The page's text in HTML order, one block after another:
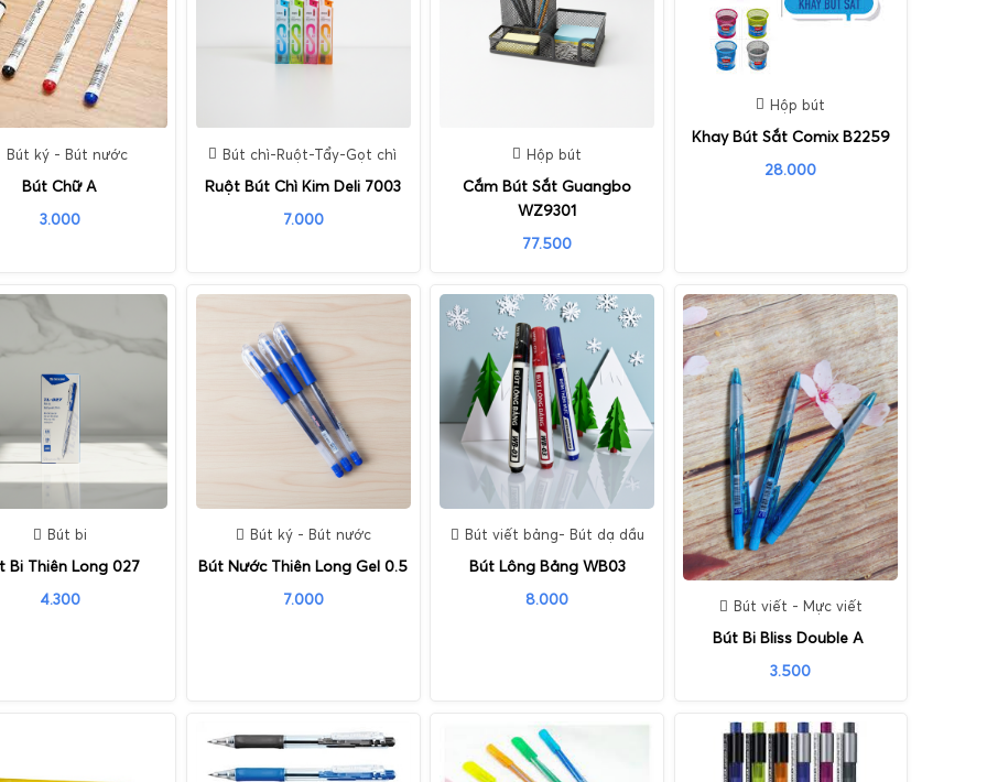
Bút ký - Bút nước
Bút Chữ A
3.000
Bút chì-Ruột-Tẩy-Gọt chì
Ruột Bút Chì Kim Deli 7003
7.000
Hộp bút
Cắm Bút Sắt Guangbo
WZ9301
77.500
Hộp bút
Khay Bút Sắt Comix B2259
28.000
Bút bi
Bi Thiên Long 027
4.300
Bút ký - Bút nước
Bút Nước Thiên Long Gel 0.5
7.000
Bút viết bảng- Bút dạ dầu
Bút Lông Bảng WB03
8.000
Bút viết - Mực viết
Bút Bi Bliss Double A
3.500